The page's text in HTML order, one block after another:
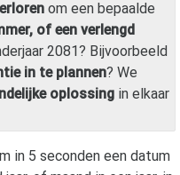
om een bepaalde
of een verlengd
2081? Bijvoorbeeld
in te plannen? We
oplossing in elkaar
in 5 seconden een datum